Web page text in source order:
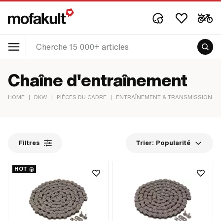
Chaîne d'entraînement
HOME | DKW | PIÈCES DU CADRE | ENTRAÎNEMENT & TRANSMISSION
Filtres Trier: Popularité
HOT